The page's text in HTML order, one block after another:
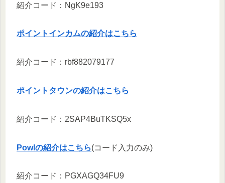
紹介コード：NgK9e193
ポイントインカムの紹介はこちら
紹介コード：rbf882079177
ポイントタウンの紹介はこちら
紹介コード：2SAP4BuTKSQ5x
Powlの紹介はこちら(コード入力のみ)
紹介コード：PGXAGQ34FU9